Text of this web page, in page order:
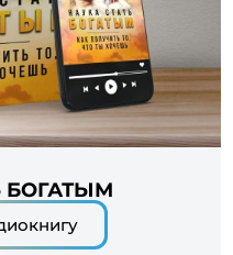
БОГАТЫМ